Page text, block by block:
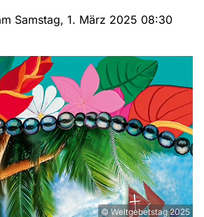
Samstag, 1. März 2025 08:30
© Weltgebetstag 2025